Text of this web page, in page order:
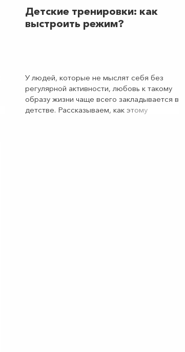
Детские тренировки: как
выстроить режим?
У людей, которые не мыслят себя без
регулярной активности, любовь к такому
образу жизни чаще всего закладывается в
детстве. Рассказываем, как этому